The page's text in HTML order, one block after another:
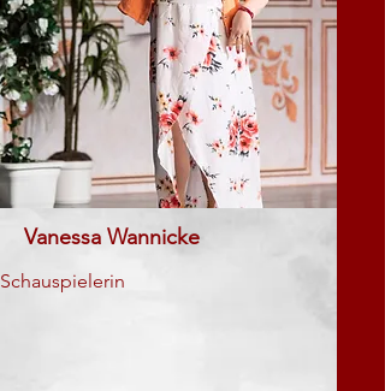
Vanessa Wannicke
Schauspielerin